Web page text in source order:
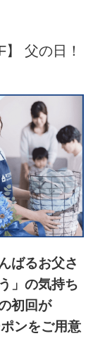
父の日！
ばるお父さ
」の気持ち
初回が
ンをご用意